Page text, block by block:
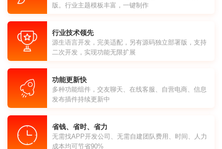
版。行业主题模板丰富，一键制作
行业技术领先
源生语言开发，完美适配，另有源码独立部署版，支持
二次开发，实现功能无限扩展
功能更新快
多种功能组件，交友聊天、在线客服、自营电商、信息
发布插件持续更新中
省钱、省时、省力
无需找APP开发公司、无需自建团队费用、时间、人力
成本均可节省90%